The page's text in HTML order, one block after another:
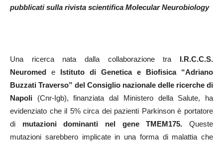
pubblicati sulla rivista scientifica Molecular Neurobiology
Una ricerca nata dalla collaborazione tra I.R.C.C.S.
Neuromed e Istituto di Genetica e Biofisica “Adriano
Buzzati Traverso” del Consiglio nazionale delle ricerche di
Napoli (Cnr-Igb), finanziata dal Ministero della Salute, ha
evidenziato che il 5% circa dei pazienti Parkinson è portatore
di mutazioni dominanti nel gene TMEM175. Queste
mutazioni sarebbero implicate in una forma di malattia che